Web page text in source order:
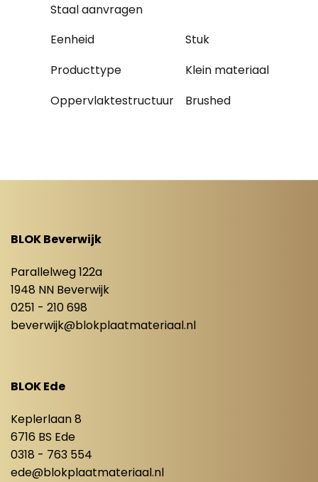
Staal aanvragen
Eenheid
Stuk
Producttype
Klein materiaal
Oppervlaktestructuur
Brushed
BLOK Beverwijk
Parallelweg 122a
1948 NN Beverwijk
0251 - 210 698
beverwijk@blokplaatmateriaal.nl
BLOK Ede
Keplerlaan 8
6716 BS Ede
0318 - 763 554
ede@blokplaatmateriaal.nl